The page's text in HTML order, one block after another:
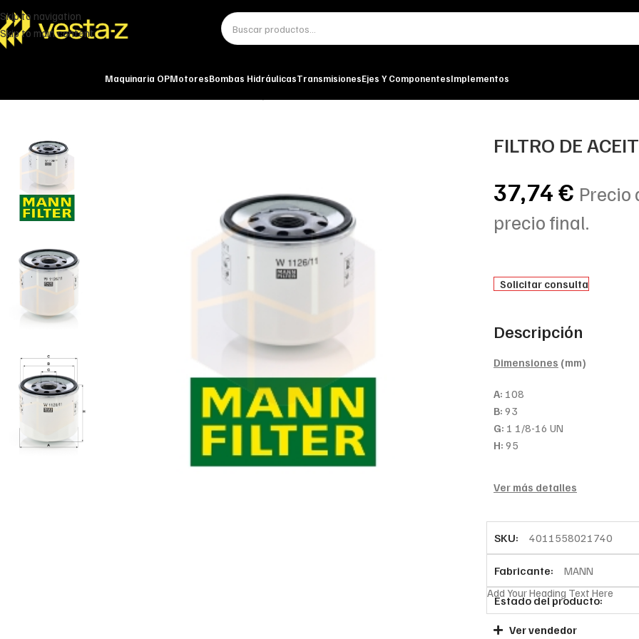
Skip to navigation
Skip to main content
Maquinaria OPMotoresBombas HidráulicasTransmisionesEjes Y ComponentesImplementos
FILTRO DE
37,74€ Precio
precio final.
Solicitar consulta
Descripción
Dimensiones (mm)
A: 108
B: 93
G: 1 1/8-16 UN
H: 95
Ver más detalles
SKU: 4011558021740
Fabricante: MANN
Estado del producto:
Add Your Heading Text Here
Ver vendedor